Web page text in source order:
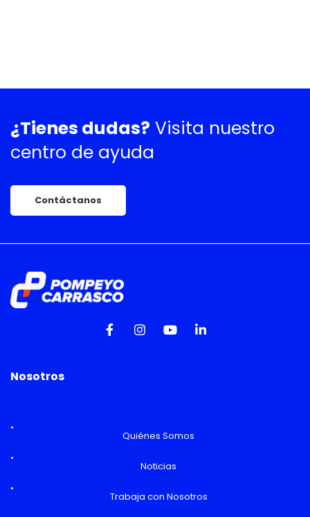
¿Tienes dudas? Visita nuestro
centro de ayuda
Contáctanos
Nosotros
Quiénes Somos
Noticias
Trabaja con Nosotros